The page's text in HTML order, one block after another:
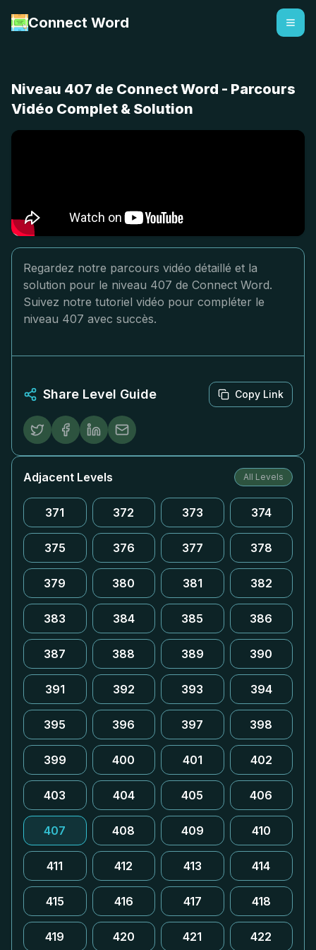
Connect Word
Niveau 407 de Connect Word - Parcours
Vidéo Complet & Solution
Regardez notre parcours vidéo détaillé et la
solution pour le niveau 407 de Connect Word.
Suivez notre tutoriel vidéo pour compléter le
niveau 407 avec succès.
Share Level Guide Copy Link
Adjacent Levels All Levels
371 372 373 374
375 376 377 378
379 380 381 382
383 384 385 386
387 388 389 390
391 392 393 394
395 396 397 398
399 400 401 402
403 404 405 406
407 408 409 410
411 412 413 414
415 416 417 418
419 420 421 422